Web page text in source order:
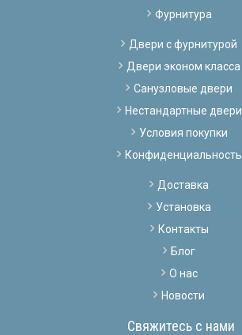
Фурнитура
Двери с фурнитурой
Двери эконом класса
Санузловые двери
Нестандартные двери
Условия покупки
Конфиденциальность
Доставка
Установка
Контакты
Блог
О нас
Новости
Свяжитесь с нами